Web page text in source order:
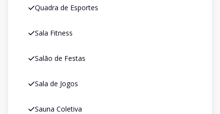
Quadra de Esportes
Sala Fitness
Salão de Festas
Sala de Jogos
Sauna Coletiva